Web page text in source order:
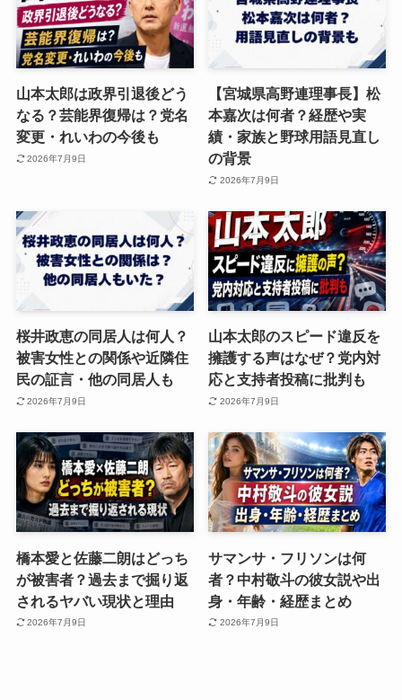
山本太郎は政界引退後どう
なる？芸能界復帰は？党名
変更・れいわの今後も
2026年7月9日
【宮城県高野連理事長】松
本嘉次は何者？経歴や実
績・家族と野球用語見直し
の背景
2026年7月9日
桜井政恵の同居人は何人？
被害女性との関係や近隣住
民の証言・他の同居人も
2026年7月9日
山本太郎のスピード違反を
擁護する声はなぜ？党内対
応と支持者投稿に批判も
2026年7月9日
橋本愛と佐藤二朗はどっち
が被害者？過去まで掘り返
されるヤバい現状と理由
2026年7月9日
サマンサ・フリソンは何
者？中村敬斗の彼女説や出
身・年齢・経歴まとめ
2026年7月9日